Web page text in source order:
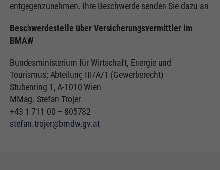
entgegenzunehmen. Ihre Beschwerde senden Sie dazu an
Beschwerdestelle über Versicherungsvermittler im
BMAW
Bundesministerium für Wirtschaft, Energie und
Tourismus; Abteilung III/A/1 (Gewerberecht)
Stubenring 1, A-1010 Wien
MMag. Stefan Trojer
+43 1 711 00 – 805782
stefan.trojer@bmdw.gv.at